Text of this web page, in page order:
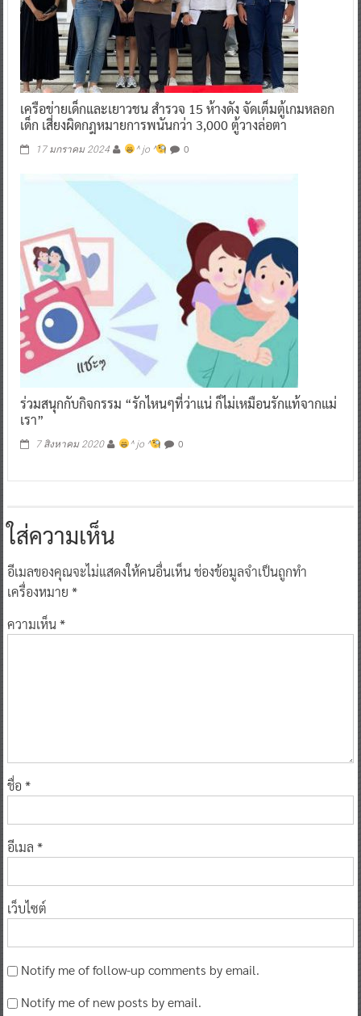
เครือข่ายเด็กและเยาวชน สำรวจ 15 ห้างดัง จัดเต็มตู้เกมหลอก
เด็ก เสี่ยงผิดกฎหมายการพนันกว่า 3,000 ตู้วางล่อตา
17 มกราคม 2024 ^ jo ^ 0
ร่วมสนุกกับกิจกรรม “รักไหนๆที่ว่าแน่ ก็ไม่เหมือนรักแท้จากแม่
เรา”
7 สิงหาคม 2020 ^ jo ^ 0
ใส่ความเห็น
อีเมลของคุณจะไม่แสดงให้คนอื่นเห็นช่องข้อมูลจำเป็นถูกทำ
เครื่องหมาย *
ความเห็น*
ชื่อ *
อีเมล *
เว็บไซต์
Notify me of follow-up comments by email.
Notify me of new posts by email.